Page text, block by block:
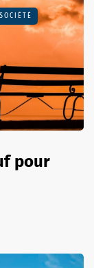
SOCIÉTÉ
pour